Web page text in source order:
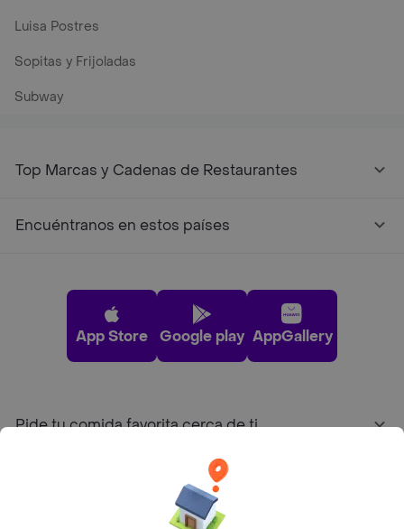
Luisa Postres
Sopitas y Frijoladas
Subway
Top Marcas y Cadenas de Restaurantes
Encuéntranos en estos países
App Store Google play AppGallery
Pide tu comida favorita cerca de ti